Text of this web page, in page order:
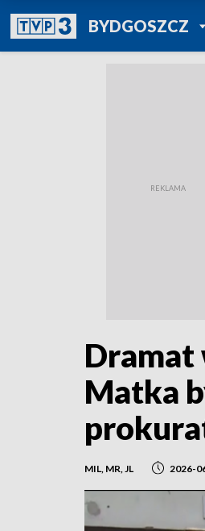
BYDGOSZCZ
TVP
Dramat
Matka
MIL, MR, JL 2026-